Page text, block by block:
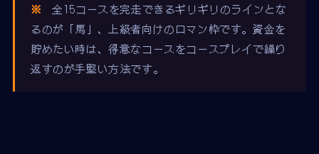
※
全15コースを完走できるギリギリのラインとな
るのが「馬」、上級者向けのロマン枠です。資金を
貯めたい時は、得意なコースをコースプレイで繰り
返すのが手堅い方法です。